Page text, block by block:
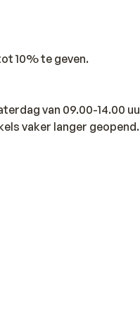
10% te geven.
van 09.00-14.00
vaker langer geopend.